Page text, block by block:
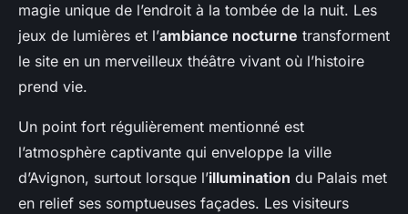
magie unique de l’endroit à la tombée de la nuit. Les
jeux de lumières et l’ambiance nocturne transforment
le site en un merveilleux théâtre vivant où l’histoire
prend vie.
Un point fort régulièrement mentionné est
l’atmosphère captivante qui enveloppe la ville
d’Avignon, surtout lorsque l’illumination du Palais met
en relief ses somptueuses façades. Les visiteurs